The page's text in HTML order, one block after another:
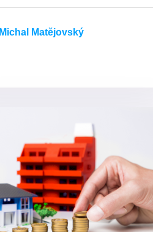
Michal Matějovský